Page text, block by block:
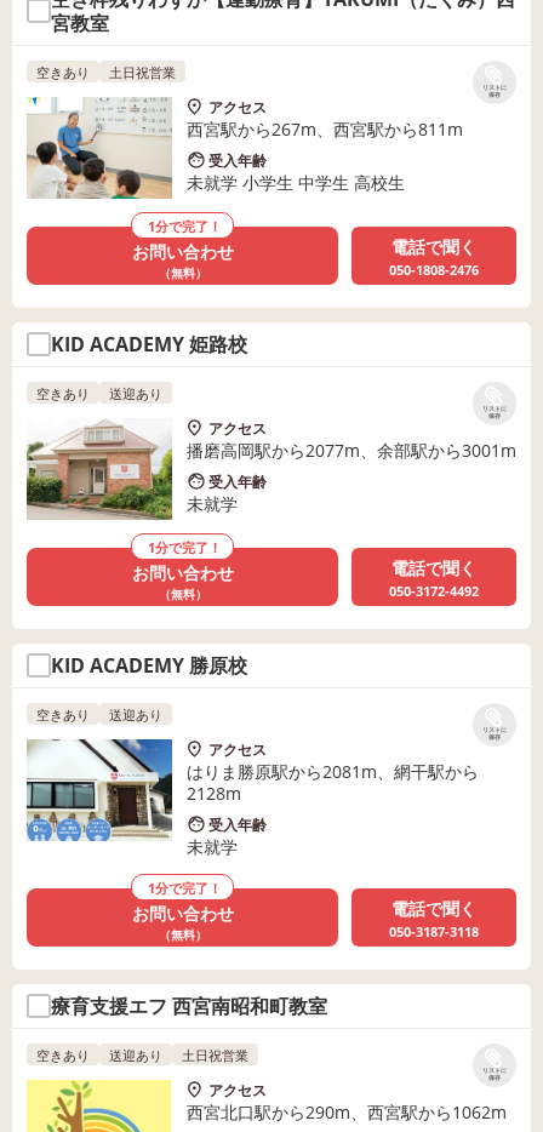
宮教室
リストに
保存
空きあり 土日祝営業
アクセス
西宮駅から267m、西宮駅から811m
受入年齢
未就学 小学生 中学生 高校生
1分で完了！
お問い合わせ
（無料）
電話で聞く
050-1808-2476
KID ACADEMY 姫路校
リストに
保存
空きあり 送迎あり
アクセス
播磨高岡駅から2077m、余部駅から3001m
受入年齢
未就学
1分で完了！
お問い合わせ
（無料）
電話で聞く
050-3172-4492
KID ACADEMY 勝原校
リストに
保存
空きあり 送迎あり
アクセス
はりま勝原駅から2081m、網干駅から
2128m
受入年齢
未就学
1分で完了！
お問い合わせ
（無料）
電話で聞く
050-3187-3118
療育支援エフ 西宮南昭和町教室
リストに
保存
空きあり 送迎あり 土日祝営業
アクセス
西宮北口駅から290m、西宮駅から1062m